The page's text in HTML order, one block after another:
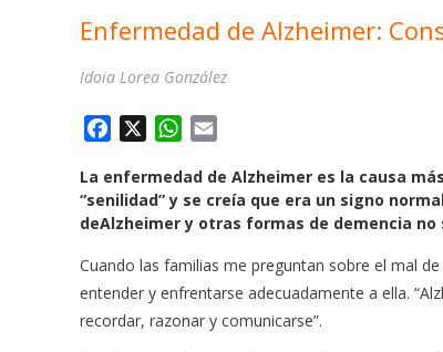
Enfermedad de Alzheimer:
Idoia Lorea González
c
e
b
o
o
k
W
a
t
s
A
p
p
a
i
l
La enfermedad de Alzheimer es la causa
“senilidad” y se creía que era un signo
deAlzheimer y otras formas de demencia
Cuando las familias me preguntan sobre el mal
entender y enfrentarse adecuadamente a ella.
recordar, razonar y comunicarse”.